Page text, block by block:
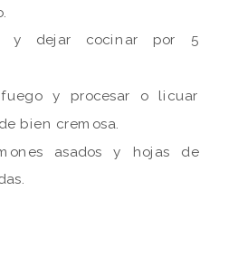
y dejar cocinar por 5
y procesar o licuar
bien cremosa.
asados y hojas de